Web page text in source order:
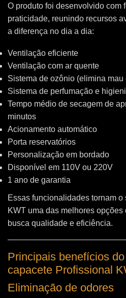
O produto foi desenvolvido com
praticidade, reunindo recursos
a diferença no dia a dia:
Ventilação eficiente
Ventilação com ar quente
Sistema de ozônio (elimina mau
Sistema de perfumação e
Tempo médio de secagem de
minutos
Acionamento automático
Porta reservatórios
Personalização em bordado
Disponível em 110V ou 220V
1 ano de garantia
Essas funcionalidades tornam
KWT uma das melhores
busca qualidade e eficiência.
Principais benefícios
capacete Profissional
Eliminação de odores